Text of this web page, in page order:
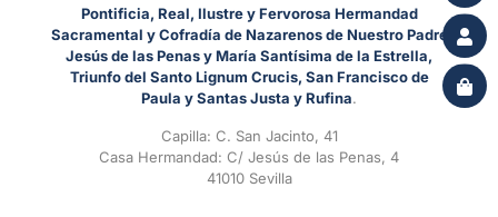
Pontificia, Real, Ilustre y Fervorosa Hermandad
Sacramental y Cofradía de Nazarenos de Nuestro Padre
Jesús de las Penas y María Santísima de la Estrella,
Triunfo del Santo Lignum Crucis, San Francisco de
Paula y Santas Justa y Rufina.
Capilla: C. San Jacinto, 41
Casa Hermandad: C/ Jesús de las Penas, 4
41010 Sevilla